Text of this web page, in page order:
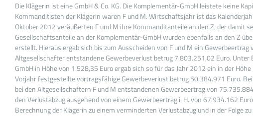
Die Klägerin ist eine GmbH & Co. KG. Die Komplementär-GmbH leistete keine
Kommanditisten der Klägerin waren F und M. Wirtschaftsjahr ist das
Oktober 2012 veräußerten F und M ihre Kommanditanteile an den Z, der damit
Gesellschaftsanteile an der Komplementär-GmbH wurden ebenfalls an den Z
erstellt. Hieraus ergab sich bis zum Ausscheiden von F und M ein
Altgesellschafter entstandene Gewerbeverlust betrug 7.803.251,02 Euro.
GmbH in Höhe von 1.528,35 Euro ergab sich so für das Jahr 2012 ein in der
Vorjahr festgestellte vortragsfähige Gewerbeverlust betrug 50.384.971 Euro.
bei den Altgesellschaftern F und M entstandenen Gewerbeertrag von
den Verlustabzug ausgehend von einem Gewerbeertrag i. H. von 67.934.162
Berechnung der Klägerin zu einem verminderten Verlustabzug und in der Folge